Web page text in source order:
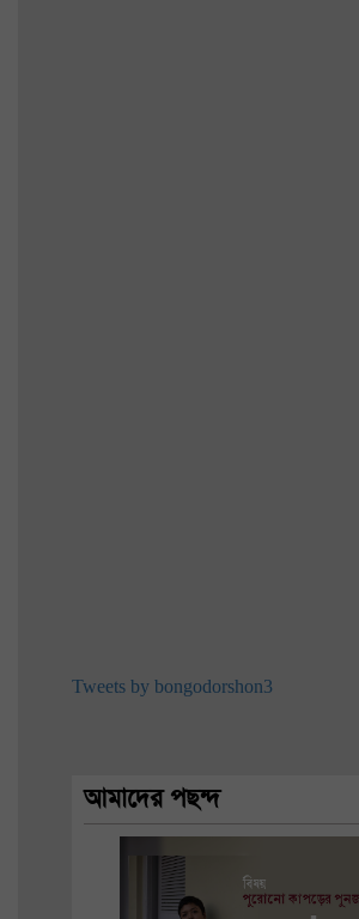
Tweets by bongodorshon3
আমাদের পছন্দ